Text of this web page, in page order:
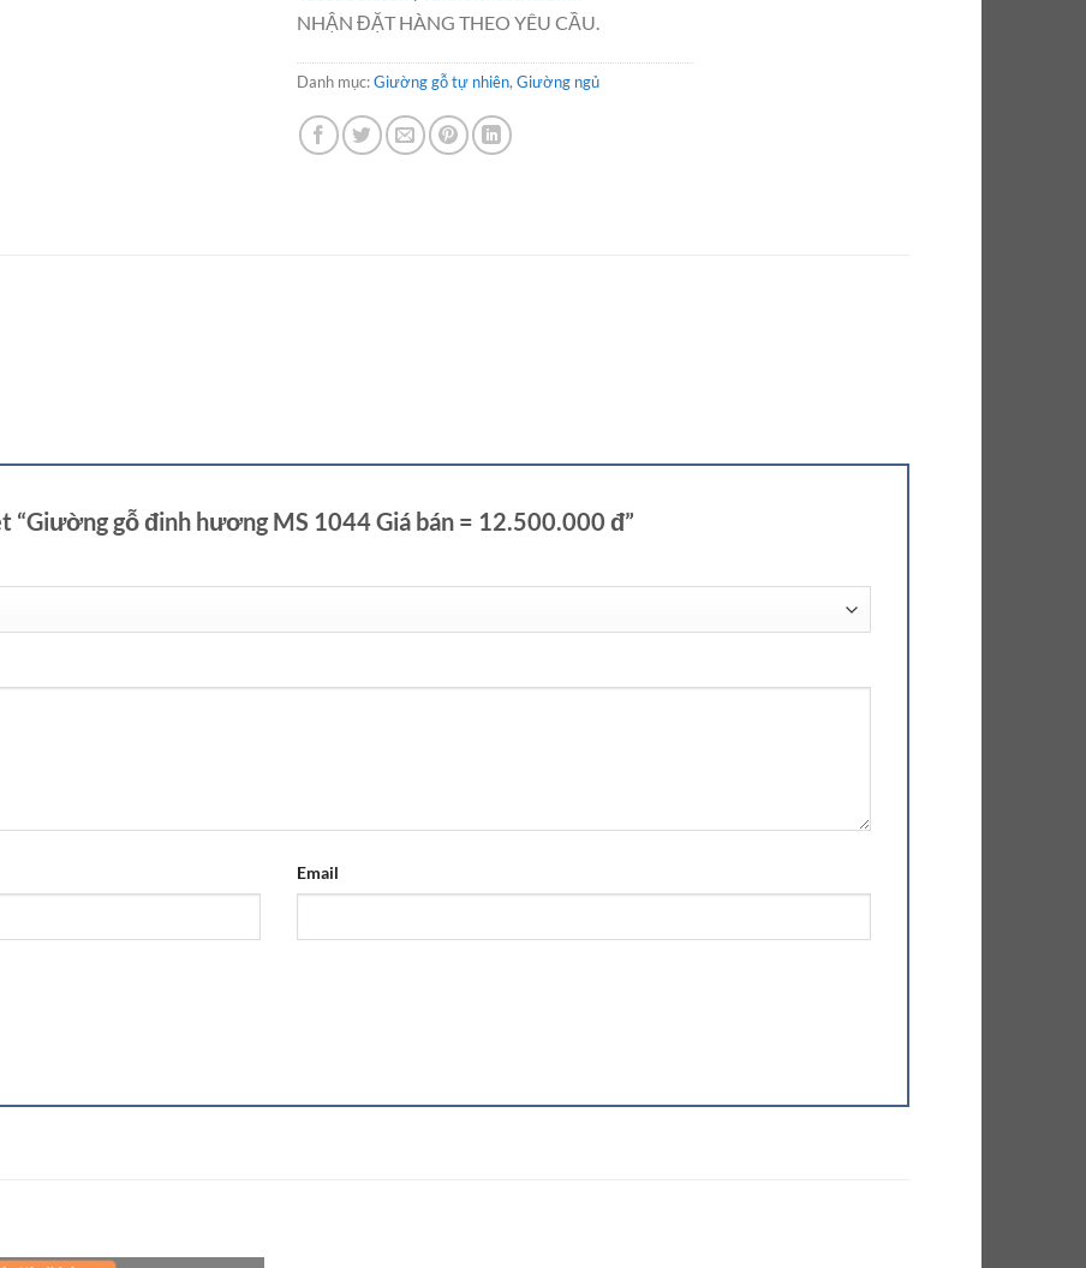
NHẬN ĐẶT HÀNG THEO YÊU CẦU.
Danh mục:Giường gỗ tự nhiên, Giường ngủ
“Giường gỗ đinh hương MS 1044 Giá bán = 12.500.000 đ”
Email